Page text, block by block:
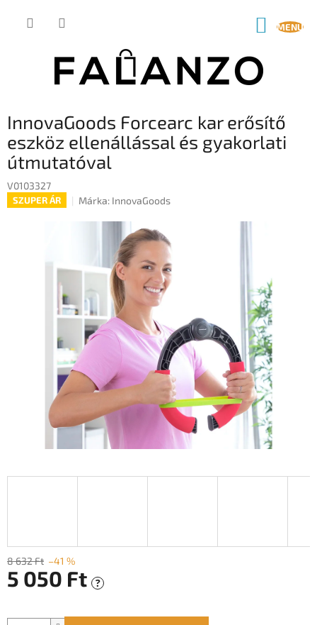
KOSÁR
InnovaGoods Forcearc kar erősítő
eszköz ellenállással és gyakorlati
útmutatóval
V0103327
SZUPER ÁR Márka: InnovaGoods
8 632 Ft –41 %
5 050 Ft ?